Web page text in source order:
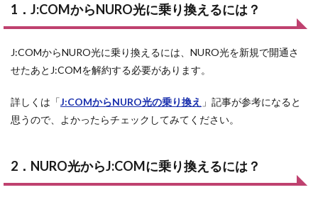
1．J:COMからNURO光に乗り換えるには？
J:COMからNURO光に乗り換えるには、NURO光を新規で開通さ
せたあとJ:COMを解約する必要があります。
詳しくは「J:COMからNURO光の乗り換え 」記事が参考になると
思うので、よかったらチェックしてみてください。
2．NURO光からJ:COMに乗り換えるには？